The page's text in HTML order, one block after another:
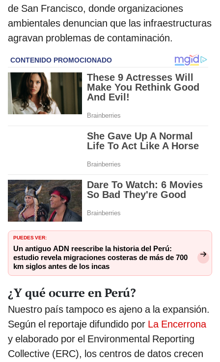
de San Francisco, donde organizaciones
ambientales denuncian que las infraestructuras
agravan problemas de contaminación.
PUEDES VER:
Un antiguo ADN reescribe la historia del Perú:
estudio revela migraciones costeras de más de 700
km siglos antes de los incas
¿Y qué ocurre en Perú?
Nuestro país tampoco es ajeno a la expansión.
Según el reportaje difundido por La Encerrona
y elaborado por el Environmental Reporting
Collective (ERC), los centros de datos crecen